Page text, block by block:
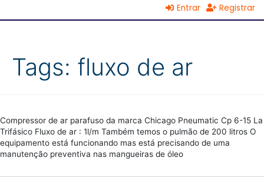
Entrar Registrar
Tags: fluxo de ar
Compressor de ar parafuso da marca Chicago Pneumatic Cp 6-15 La
Trifásico Fluxo de ar : 1l/m Também temos o pulmão de 200 litros O
equipamento está funcionando mas está precisando de uma
manutenção preventiva nas mangueiras de óleo